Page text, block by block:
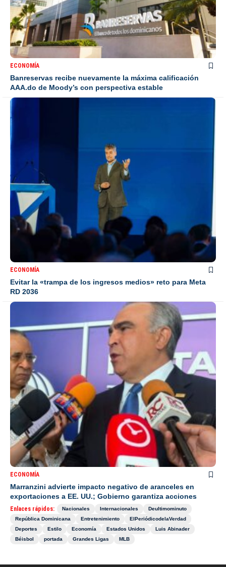
ECONOMÍA
Banreservas recibe nuevamente la máxima calificación
AAA.do de Moody’s con perspectiva estable
ECONOMÍA
Evitar la «trampa de los ingresos medios» reto para Meta
RD 2036
ECONOMÍA
Marranzini advierte impacto negativo de aranceles en
exportaciones a EE. UU.; Gobierno garantiza acciones
Enlaces rápidos: Nacionales Internacionales
Deultimominuto
República Dominicana
Entretenimiento
ElPeriódicodelaVerdad
Deportes
Estilo Economía Estados Unidos
Luis Abinader
Béisbol
portada Grandes Ligas MLB